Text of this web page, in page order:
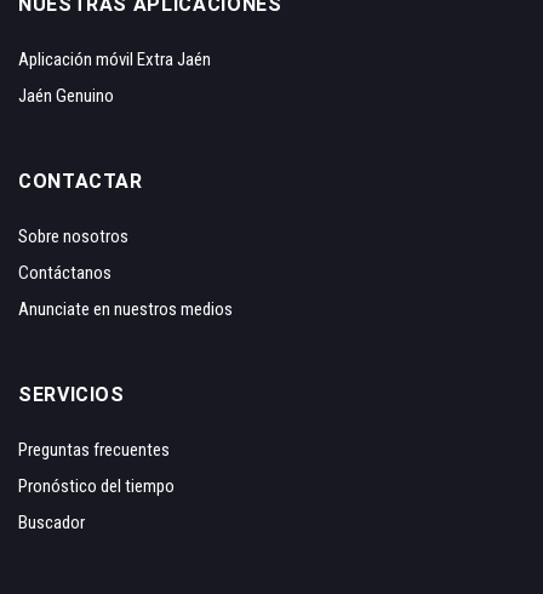
Aplicación móvil Extra Jaén
Jaén Genuino
CONTACTAR
Sobre nosotros
Contáctanos
Anunciate en nuestros medios
SERVICIOS
Preguntas frecuentes
Pronóstico del tiempo
Buscador